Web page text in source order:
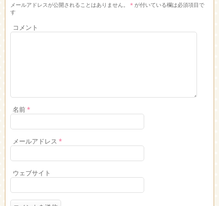
メールアドレスが公開されることはありません。 * が付いている欄は必須項目で
す
コメント
名前*
メールアドレス *
ウェブサイト